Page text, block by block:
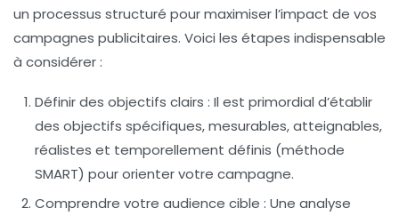
un processus structuré pour maximiser l’impact de vos
campagnes publicitaires. Voici les étapes indispensable
à considérer :
Définir des objectifs clairs : Il est primordial d’établir
des objectifs spécifiques, mesurables, atteignables,
réalistes et temporellement définis (méthode
SMART) pour orienter votre campagne.
Comprendre votre audience cible : Une analyse